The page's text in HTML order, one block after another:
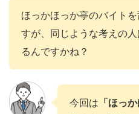
ほっかほっか亭のバイト
すが、同じような考えの
るんですかね？
今回は 「ほっ